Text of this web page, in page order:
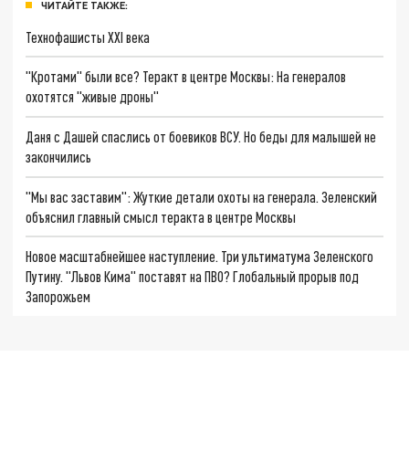
ЧИТАЙТЕ ТАКЖЕ:
Технофашисты XXI века
"Кротами" были все? Теракт в центре Москвы: На генералов
охотятся "живые дроны"
Даня с Дашей спаслись от боевиков ВСУ. Но беды для малышей не
закончились
"Мы вас заставим": Жуткие детали охоты на генерала. Зеленский
объяснил главный смысл теракта в центре Москвы
Новое масштабнейшее наступление. Три ультиматума Зеленского
Путину. "Львов Кима" поставят на ПВО? Глобальный прорыв под
Запорожьем